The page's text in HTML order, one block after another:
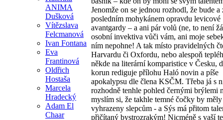
ANIMA
Dušková
Vítězslava
Felcmanová
Ivan Fontana
Eva
Frantinová
Oldřich
Hostaša
Marcela
Hradecký
Adam El
Chaar
Jenomže on se jednou rozhodl, že bude a
posledním mohykánem opravdu levicové
avantgardy – a ani pár volů (ne, to není
osobní invektiva vůči vám, ani moje
ním nepohne! A tak místo pravidelných
Harvardu či Oxfordu, nebo alespoň
někde na literární komparistice v Česku,
korun rediguje přílohu Haló novin a píše
apokalypsu dle člena KSČM. Třeba já s
rozhodně tenhle pohled černými brýlemi
myslím si, že takhle temné čočky by
vyhrazeny slepcům - a Sýs má přitom
přičítaný bystrozrakým! Nicméně s vaší